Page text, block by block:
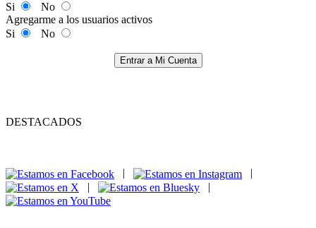
Si
No
Agregarme a los usuarios activos
Si
No
Entrar a Mi Cuenta
DESTACADOS
|
|